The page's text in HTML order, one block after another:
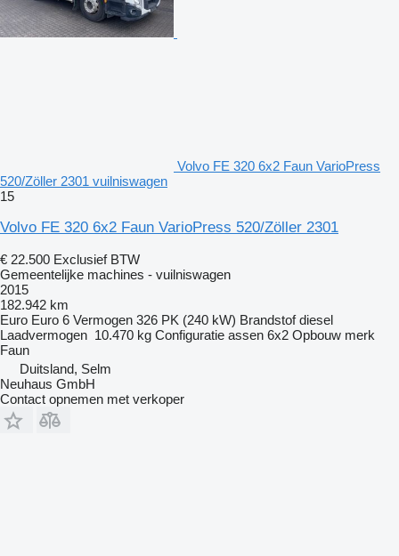
Volvo FE 320 6x2 Faun VarioPress
520/Zöller 2301 vuilniswagen
15
Volvo FE 320 6x2 Faun VarioPress 520/Zöller 2301
€ 22.500 Exclusief BTW
Gemeentelijke machines - vuilniswagen
2015
182.942 km
Euro Euro 6 Vermogen 326 PK (240 kW) Brandstof diesel
Laadvermogen 10.470 kg Configuratie assen 6x2 Opbouw merk
Faun
Duitsland, Selm
Neuhaus GmbH
Contact opnemen met verkoper